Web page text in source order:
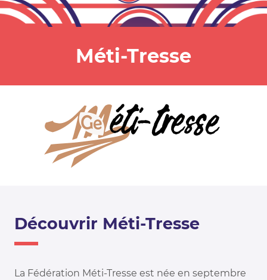
Méti-Tresse
Découvrir Méti-Tresse
La Fédération Méti-Tresse est née en septembre